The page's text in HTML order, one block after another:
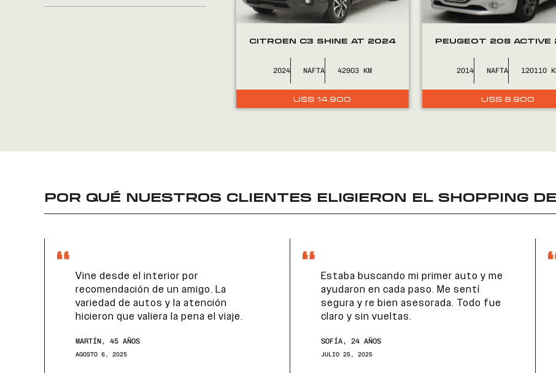
CITROEN C3 SHINE AT 2024
2024 NAFTA 42903
U$S14.900
PEUGEOT 208 ACTIVE
2014 NAFTA 120110
U$S8.900
POR QUÉ NUESTROS CLIENTES ELIGIERON EL SHOPPING
Vine desde el interior por
recomendación de un amigo. La
variedad de autos y la atención
hicieron que valiera la pena el viaje.
MARTÍN, 45 AÑOS
AGOSTO 6, 2025
Estaba buscando mi primer auto y me
ayudaron en cada paso. Me sentí
segura y re bien asesorada. Todo fue
claro y sin vueltas.
SOFÍA, 24 AÑOS
JULIO 25, 2025